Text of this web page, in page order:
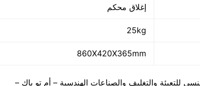
إغلاق محكم
25kg
860X420X365mm
والتغليف والصناعات الهندسية – أم تو باك –